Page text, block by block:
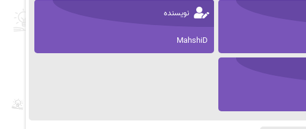
نویسنده
MahshiD